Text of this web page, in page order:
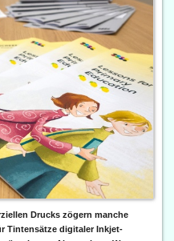
Drucks zögern manche
Tintensätze digitaler Inkjet-